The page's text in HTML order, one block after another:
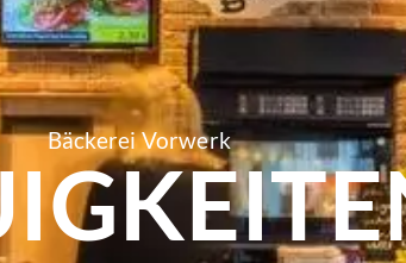
Bäckerei Vorwerk